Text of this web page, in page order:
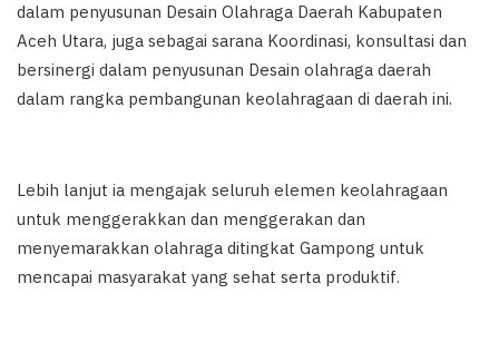
dalam penyusunan Desain Olahraga Daerah Kabupaten
Aceh Utara, juga sebagai sarana Koordinasi, konsultasi dan
bersinergi dalam penyusunan Desain olahraga daerah
dalam rangka pembangunan keolahragaan di daerah ini.
Lebih lanjut ia mengajak seluruh elemen keolahragaan
untuk menggerakkan dan menggerakan dan
menyemarakkan olahraga ditingkat Gampong untuk
mencapai masyarakat yang sehat serta produktif.